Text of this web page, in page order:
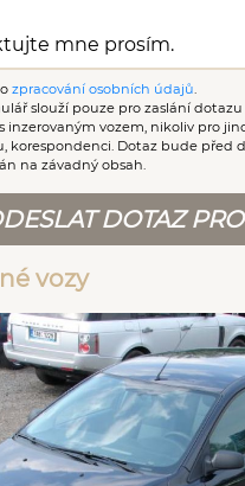
zpracování osobních údajů
slouží pouze pro zaslání
inzerovaným vozem, nikoliv pro
korespondenci. Dotaz bude před
na závadný obsah.
DOTAZ
vozy